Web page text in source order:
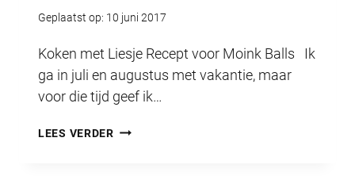
Geplaatst op: 10 juni 2017
Koken met Liesje Recept voor Moink Balls Ik
ga in juli en augustus met vakantie, maar
voor die tijd geef ik…
LEES VERDERKOKEN